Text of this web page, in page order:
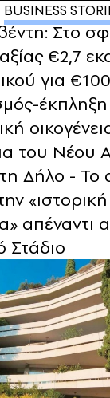
BUSINESS
Στο
€2,7
για
έκπληξη
του Νέου
Δήλο - Το
«ιστορική
απέναντι
Στάδιο